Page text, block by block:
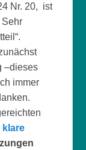
Nr. 20, ist
Sehr
–dieses
immer
klare